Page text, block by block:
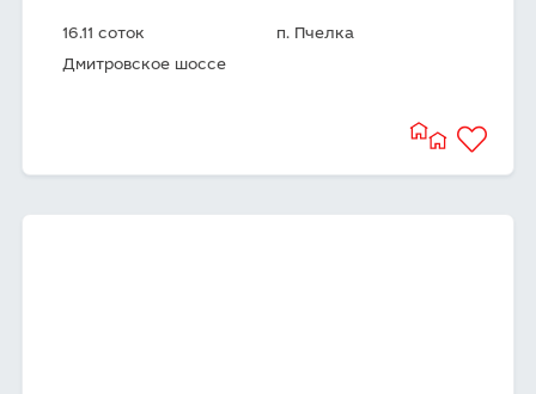
16.11 соток
п. Пчелка
Дмитровское шоссе